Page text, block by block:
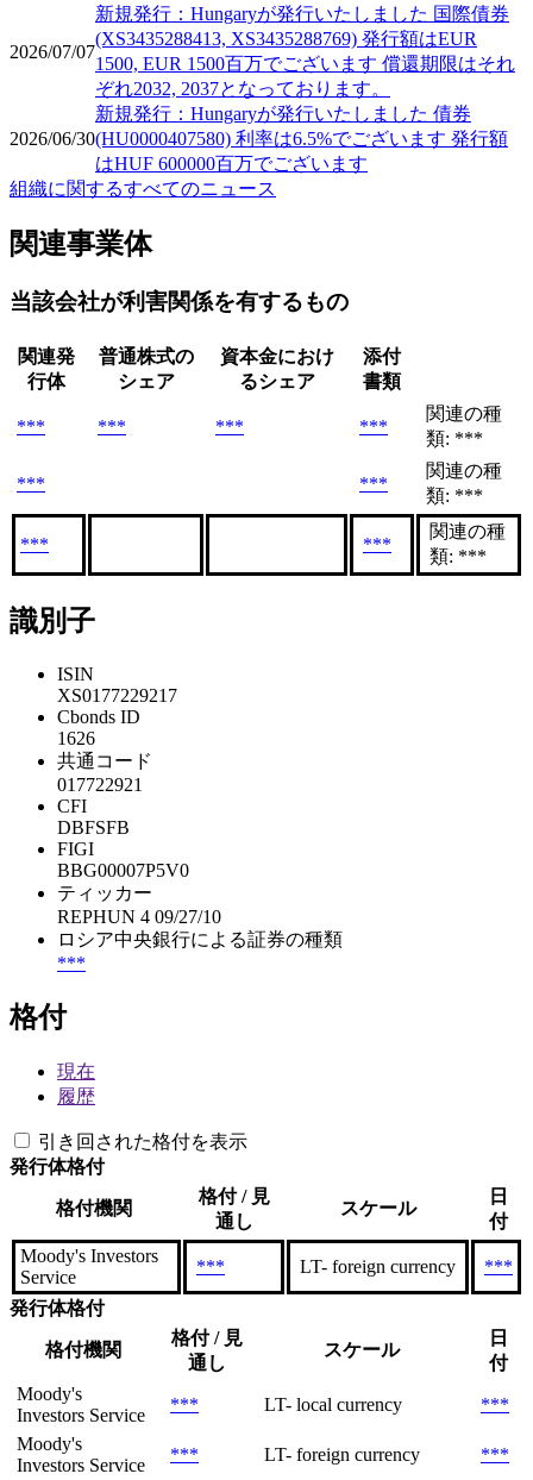
2026/07/07
新規発行：Hungaryが発行いたしました 国際債券
(XS3435288413, XS3435288769) 発行額はEUR
1500, EUR 1500百万でございます 償還期限はそれ
ぞれ2032, 2037となっております。
2026/06/30
新規発行：Hungaryが発行いたしました 債券
(HU0000407580) 利率は6.5%でございます 発行額
はHUF 600000百万でございます
組織に関するすべてのニュース
関連事業体
当該会社が利害関係を有するもの
関連発
行体
普通株式の
シェア
資本金におけ
るシェア
添付
書類
*** *** *** ***
関連の種
類: ***
*** ***
関連の種
類: ***
*** ***
関連の種
類: ***
識別子
ISIN
XS0177229217
Cbonds ID
1626
共通コード
017722921
CFI
DBFSFB
FIGI
BBG00007P5V0
ティッカー
REPHUN 4 09/27/10
ロシア中央銀行による証券の種類
***
格付
現在
履歴
引き回された格付を表示
発行体格付
格付機関
格付 / 見
通し
スケール
日
付
Moody's Investors
Service
*** LT- foreign currency ***
発行体格付
格付機関
格付 / 見
通し
スケール
日
付
Moody's
Investors Service
*** LT- local currency
***
Moody's
Investors Service
*** LT- foreign currency
***